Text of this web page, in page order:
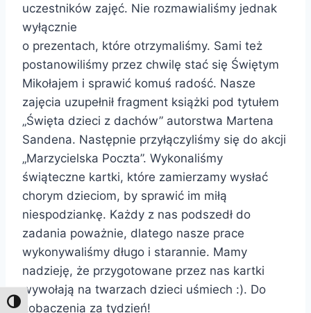
Toggle High Contrast
uczestników zajęć. Nie rozmawialiśmy jednak
wyłącznie
o prezentach, które otrzymaliśmy. Sami też
postanowiliśmy przez chwilę stać się Świętym
Mikołajem i sprawić komuś radość. Nasze
zajęcia uzupełnił fragment książki pod tytułem
„Święta dzieci z dachów” autorstwa Martena
Sandena. Następnie przyłączyliśmy się do akcji
„Marzycielska Poczta”. Wykonaliśmy
świąteczne kartki, które zamierzamy wysłać
chorym dzieciom, by sprawić im miłą
niespodziankę. Każdy z nas podszedł do
zadania poważnie, dlatego nasze prace
wykonywaliśmy długo i starannie. Mamy
nadzieję, że przygotowane przez nas kartki
wywołają na twarzach dzieci uśmiech :). Do
zobaczenia za tydzień!